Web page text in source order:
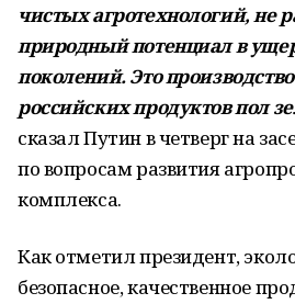
чистых агротехнологий,
природный потенциал в
поколений. Это
российских продуктов пол
сказал Путин в четверг на
по вопросам развития
комплекса.
Как отметил президент,
безопасное, качественное